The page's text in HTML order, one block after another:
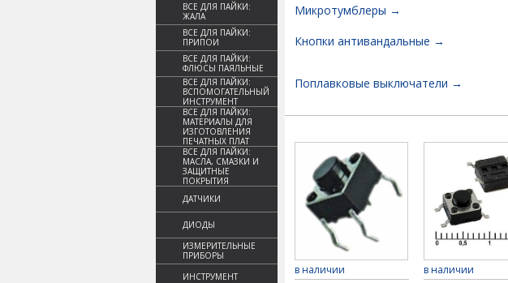
ВСЕ ДЛЯ ПАЙКИ:
ЖАЛА
ВСЕ ДЛЯ ПАЙКИ:
ПРИПОИ
ВСЕ ДЛЯ ПАЙКИ:
ФЛЮСЫ ПАЯЛЬНЫЕ
ВСЕ ДЛЯ ПАЙКИ:
ВСПОМОГАТЕЛЬНЫЙ
ИНСТРУМЕНТ
ВСЕ ДЛЯ ПАЙКИ:
МАТЕРИАЛЫ ДЛЯ
ИЗГОТОВЛЕНИЯ
ПЕЧАТНЫХ ПЛАТ
ВСЕ ДЛЯ ПАЙКИ:
МАСЛА, СМАЗКИ И
ЗАЩИТНЫЕ
ПОКРЫТИЯ
ДАТЧИКИ
ДИОДЫ
ИЗМЕРИТЕЛЬНЫЕ
ПРИБОРЫ
ИНСТРУМЕНТ
Микротумблеры →
Кнопки антивандальные →
Поплавковые выключатели →
в наличии
в наличии